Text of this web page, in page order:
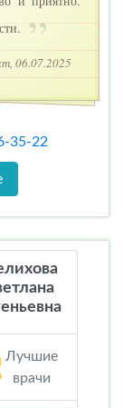
06.07.2025
35-22
Лучшие
врачи